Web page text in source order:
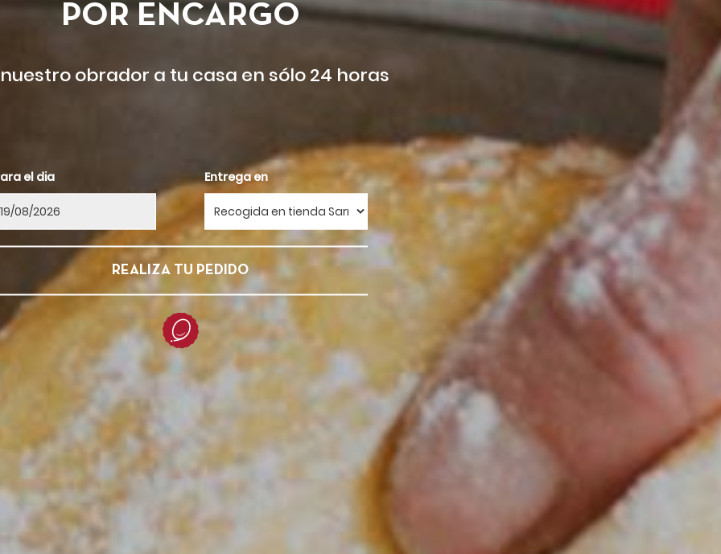
POR ENCARGO
obrador a tu casa en sólo 24 horas
el dia Entrega en
REALIZA TU PEDIDO